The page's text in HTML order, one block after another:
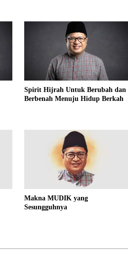
Spirit Hijrah Untuk Berubah dan
Berbenah Menuju Hidup Berkah
Makna MUDIK yang
Sesungguhnya